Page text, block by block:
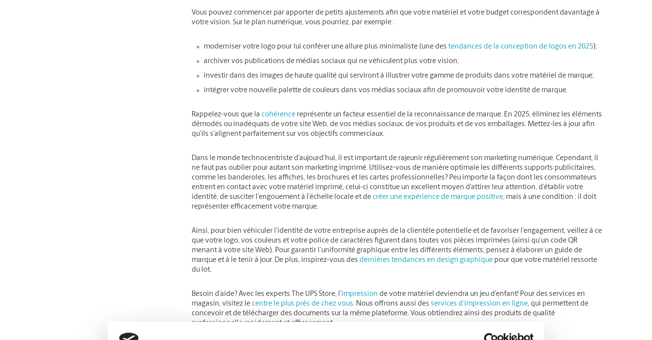
Vous pouvez commencer par apporter de petits ajustements afin que votre matériel et votre budget correspondent davantage à
votre vision. Sur le plan numérique, vous pourriez, par exemple :
moderniser votre logo pour lui conférer une allure plus minimaliste (une des tendances de la conception de logos en 2025);
archiver vos publications de médias sociaux qui ne véhiculent plus votre vision;
investir dans des images de haute qualité qui serviront à illustrer votre gamme de produits dans votre matériel de marque;
intégrer votre nouvelle palette de couleurs dans vos médias sociaux afin de promouvoir votre identité de marque.
Rappelez-vous que la cohérencereprésente un facteur essentiel de la reconnaissance de marque. En 2025, éliminez les éléments
démodés ou inadéquats de votre site Web, de vos médias sociaux, de vos produits et de vos emballages. Mettez-les à jour afin
qu’ils s’alignent parfaitement sur vos objectifs commerciaux.
Dans le monde technocentriste d’aujourd’hui, il est important de rajeunir régulièrement son marketing numérique. Cependant, il
ne faut pas oublier pour autant son marketing imprimé. Utilisez-vous de manière optimale les différents supports publicitaires,
comme les banderoles, les affiches, les brochures et les cartes professionnelles? Peu importe la façon dont les consommateurs
entrent en contact avec votre matériel imprimé, celui-ci constitue un excellent moyen d’attirer leur attention, d’établir votre
identité, de susciter l’engouement à l’échelle locale et de créer une expérience de marque positive, mais à une condition : il doit
représenter efficacement votre marque.
Ainsi, pour bien véhiculer l’identité de votre entreprise auprès de la clientèle potentielle et de favoriser l’engagement, veillez à ce
que votre logo, vos couleurs et votre police de caractères figurent dans toutes vos pièces imprimées (ainsi qu’un code QR
menant à votre site Web). Pour garantir l’uniformité graphique entre les différents éléments, pensez à élaborer un guide de
marque et à le tenir à jour. De plus, inspirez-vous des dernières tendances en design graphiquepour que votre matériel ressorte
du lot.
Besoin d’aide? Avec les experts The UPS Store, l’impression de votre matériel deviendra un jeu d’enfant! Pour des services en
magasin, visitez le centre le plus près de chez vous. Nous offrons aussi des services d’impression en ligne, qui permettent de
concevoir et de télécharger des documents sur la même plateforme. Vous obtiendrez ainsi des produits de qualité
professionnelle rapidement et efficacement.